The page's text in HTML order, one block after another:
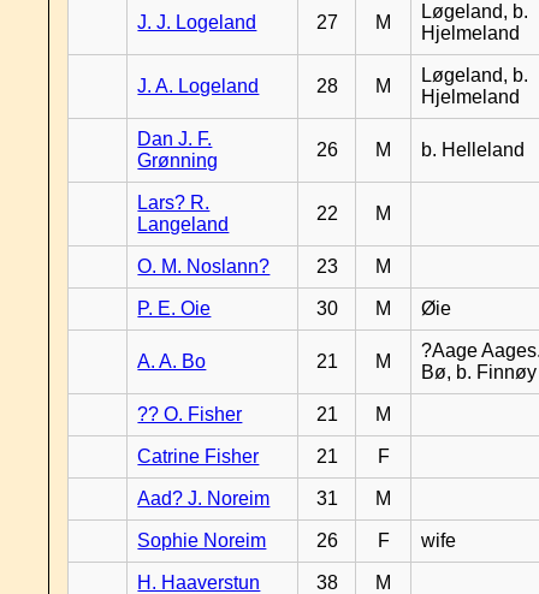
J. J. Logeland 27 M
Løgeland, b.
Hjelmeland
J. A. Logeland 28 M
Løgeland, b.
Hjelmeland
Dan J. F.
Grønning
26 M b. Helleland
Lars? R.
Langeland
22 M
O. M. Noslann? 23 M
P. E. Oie 30 M Øie
A. A. Bo 21 M
?Aage
Bø, b. Finnøy
?? O. Fisher 21 M
Catrine Fisher 21 F
Aad? J. Noreim 31 M
Sophie Noreim 26 F wife
H. Haaverstun 38 M